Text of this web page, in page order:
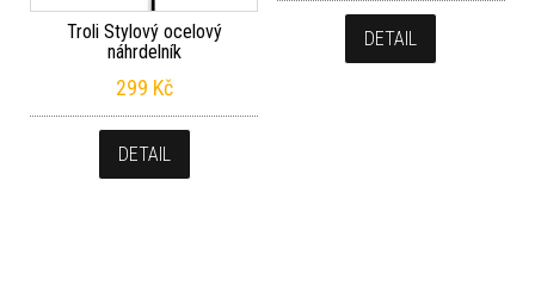
Troli Stylový ocelový
náhrdelník
299 Kč
DETAIL
DETAIL